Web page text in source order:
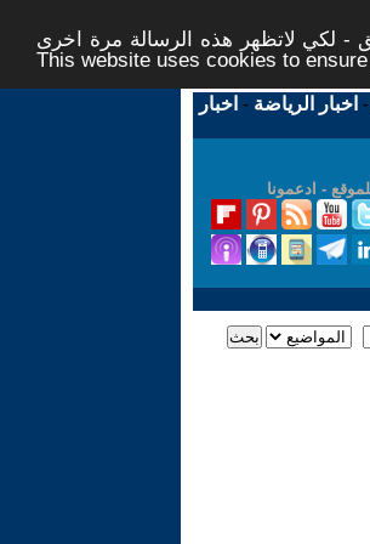
- لكي لاتظهر هذه الرسالة مرة اخرى -
This website uses cookies to
- اخبار الرياضة - اخبار
- ادعمونا